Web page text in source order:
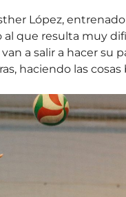
López,
que resulta muy
a salir a hacer
haciendo las cosas